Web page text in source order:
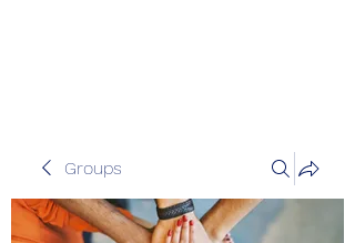
Groups